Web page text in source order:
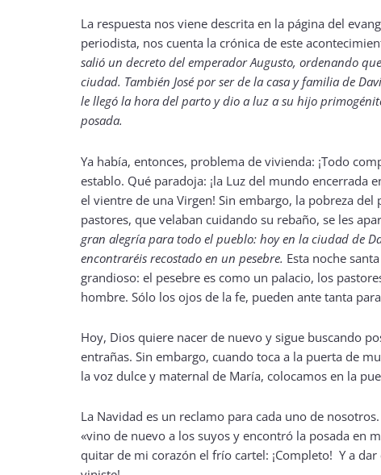
La respuesta nos viene descrita en la página del
periodista, nos cuenta la crónica de este
salió un decreto del emperador Augusto, ordenando
ciudad. También José por ser de la casa y familia de
le llegó la hora del parto y dio a luz a su hijo
posada.
Ya había, entonces, problema de vivienda: ¡Todo
establo. Qué paradoja: ¡la Luz del mundo
el vientre de una Virgen! Sin embargo, la pobreza
pastores, que velaban cuidando su rebaño, se les
gran alegría para todo el pueblo: hoy en la ciudad de
encontraréis recostado en un pesebre. Esta noche
grandioso: el pesebre es como un palacio, los
hombre. Sólo los ojos de la fe, pueden ante tanta
Hoy, Dios quiere nacer de nuevo y sigue buscando
entrañas. Sin embargo, cuando toca a la puerta de
la voz dulce y maternal de María, colocamos en la
La Navidad es un reclamo para cada uno de
«vino de nuevo a los suyos y encontró la posada en
quitar de mi corazón el frío cartel: ¡Completo! Y a